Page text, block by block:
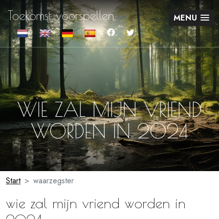
Toekomst voorspellen MENU
WIE ZAL MIJN VRIEND
WORDEN IN 2024
Start waarzegster
wie zal mijn vriend worden in